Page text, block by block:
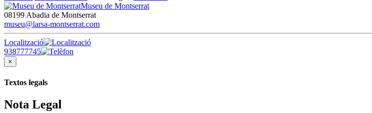
Museu de Montserrat
08199 Abadia de Montserrat
museu@larsa-montserrat.com
Localització
938777745
×
Textos legals
Nota Legal